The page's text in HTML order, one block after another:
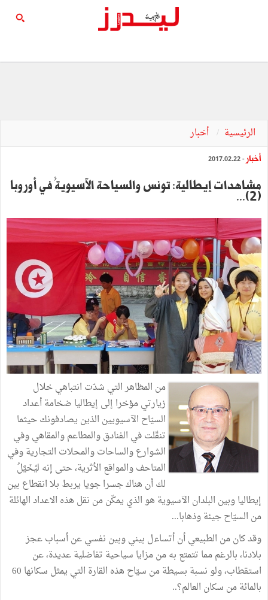
الرئيسية أخبار
أخبار - 2017.02.22
مشاهدات إيطالية: تونس والسياحة الآسيويةُ في أوروبا
(2)...
من المظاهر التي شدّت انتباهي خلال
زيارتي مؤخرا إلى إيطاليا ضخامة أعداد
السيّاح الآسيويين الذين يصادفونك حيثما
تنقّلت في الفنادق والمطاعم والمقاهي وفي
الشوارع والساحات والمحلات التجارية وفي
المتاحف والمواقع الأثرية، حتى إنه ليُخَيَّلُ
لك أن هناك جسرا جويا يربط بلا انقطاع بين
إيطاليا وبين البلدان الآسيوية هو الذي يمكّن من نقل هذه الاعداد الهائلة
من السيّاح جيئة وذهابا...
وقد كان من الطبيعي أن أتساءل بيني وبين نفسي عن أسباب عجز
بلادنا، بالرغم مما تتمتع به من مزايا سياحية تفاضلية عديدة، عن
استقطاب، ولو نسبة بسيطة من سيّاح هذه القارة التي يمثل سكانها 60
بالمائة من سكان العالم؟..